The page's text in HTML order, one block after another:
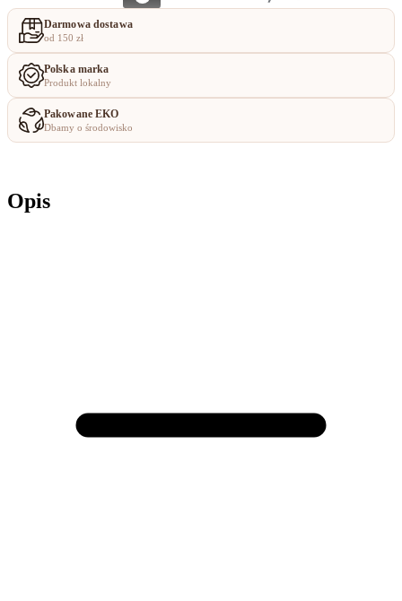
Darmowa dostawa
od 150 zł
Polska marka
Produkt lokalny
Pakowane EKO
Dbamy o środowisko
Opis